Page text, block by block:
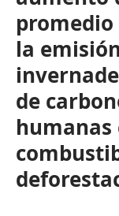
promedio
la
de
humanas